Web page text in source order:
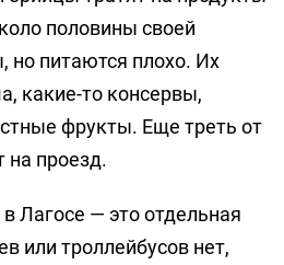
половины своей
но питаются плохо. Их
какие-то консервы,
фрукты. Еще треть от
на проезд.
Лагосе — это отдельная
или троллейбусов нет,